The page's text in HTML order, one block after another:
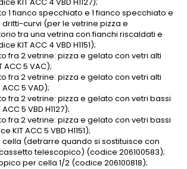
KIT ACC 4 VBD H1127);
1 fianco specchiato e 1 fianco specchiato e
curvi (per le vetrine pizza e
tra una vetrina con fianchi riscaldati e
KIT ACC 4 VBD H1151);
fra 2 vetrine: pizza e gelato con vetri alti
5 VAC);
fra 2 vetrine: pizza e gelato con vetri alti
5 VAD);
fra 2 vetrine: pizza e gelato con vetri bassi
5 VBD H1127);
fra 2 vetrine: pizza e gelato con vetri bassi
ACC 5 VBD H1151);
cella (detrarre quando si sostituisce con
telescopico) (codice 206100583);
per cella 1/2 (codice 206100818);